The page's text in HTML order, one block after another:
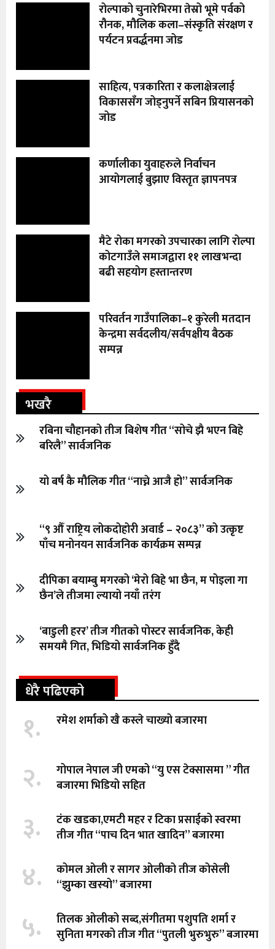
रोल्पाको चुनारेभिरमा तेस्रो भूमे पर्वको
रौनक, मौलिक कला–संस्कृति संरक्षण र
पर्यटन प्रवर्द्धनमा जोड
साहित्य, पत्रकारिता र कलाक्षेत्रलाई
विकाससँग जोड्नुपर्ने सबिन प्रियासनको
जोड
कर्णालीका युवाहरुले निर्वाचन
आयोगलाई बुझाए विस्तृत ज्ञापनपत्र
मैटे रोका मगरको उपचारका लागि रोल्पा
कोटगाउँले समाजद्वारा ११ लाखभन्दा
बढी सहयोग हस्तान्तरण
परिवर्तन गाउँपालिका–१ कुरेली मतदान
केन्द्रमा सर्वदलीय/सर्वपक्षीय बैठक
सम्पन्न
भखरै
रबिना चौहानको तीज बिशेष गीत “सोचे झै भएन बिहे
बरिलै” सार्वजनिक
यो बर्ष कै मौलिक गीत “नाच्ने आजै हो” सार्वजनिक
“९ औँ राष्ट्रिय लोकदोहोरी अवार्ड – २०८३” को उत्कृष्ट
पाँच मनोनयन सार्वजनिक कार्यक्रम सम्पन्न
दीपिका बयाम्बु मगरको ‘मेरो बिहे भा छैन, म पोइला गा
छैन’ले तीजमा ल्यायो नयाँ तरंग
‘बाडुली हरर’ तीज गीतको पोस्टर सार्वजनिक, केही
समयमै गित, भिडियो सार्वजनिक हुँदै
धेरै पढिएको
१. रमेश शर्माको खै कस्ले चाख्यो बजारमा
२.
गोपाल नेपाल जी एमको “यु एस टेक्सासमा ” गीत
बजारमा भिडियो सहित
३.
टंक खडका,एमटी महर र टिका प्रसाईको स्वरमा
तीज गीत “पाच दिन भात खादिन” बजारमा
४.
कोमल ओली र सागर ओलीको तीज कोसेली
“झुम्का खस्यो” बजारमा
५.
तिलक ओलीको सब्द,संगीतमा पशुपति शर्मा र
सुनिता मगरको तीज गीत “पुतली भुरुभुरु” बजारमा